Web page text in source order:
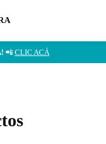
📲 CLIC ACÁ